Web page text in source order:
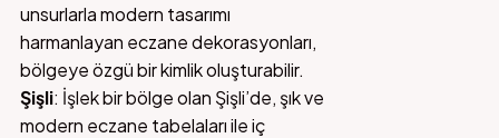
unsurlarla modern tasarımı
harmanlayan eczane dekorasyonları,
bölgeye özgü bir kimlik oluşturabilir.
Şişli: İşlek bir bölge olan Şişli’de, şık ve
modern eczane tabelaları ile iç